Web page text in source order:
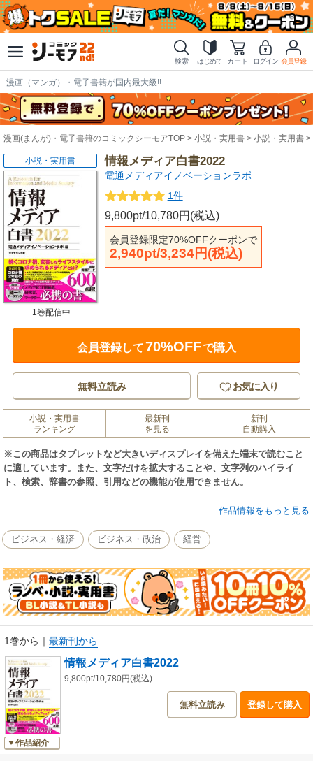
検索 はじめて カート ログイン 会員登録
漫画（マンガ）・電子書籍が国内最大級!!
漫画(まんが)・電子書籍のコミックシーモアTOP 小説・実用書 小説・実用書
情報メディア白書2022
電通メディアイノベーションラボ
1件
9,800pt/10,780円(税込)
会員登録限定70%OFFクーポンで
2,940pt/3,234円(税込)
小説・実用書
1巻配信中
会員登録して70%OFFで購入
無料立読み お気に入り
小説・実用書
ランキング
最新刊
を見る
新刊
自動購入
※この商品はタブレットなど大きいディスプレイを備えた端末で読むこと
に適しています。また、文字だけを拡大することや、文字列のハイライ
ト、検索、辞書の参照、引用などの機能が使用できません。
１９９４年から毎年刊行を続けてきたメディア産業を網羅的に概観する統
コンテンツ産業などの基礎データを図表６００点余りで分析、解説する。
特に広告、大手メディア産業の分析、視聴者調査、漫画、アニメーション
分野では日本随一の情報源として信頼を集めている。
巻頭特集では、続くコロナ禍の中で変化・定着したライフスタイルがメデ
ィア各産業にどのような影響を及ぼしたのか、人々の生活行動や各種メデ
また、この状況下で開催された東京五輪に対する人々の反応についての調
査を実施。ＳＮＳでの五輪に関する投稿を「量」「質」「層」の３次元で
分析、フルリモート観戦となった異常事態での五輪を人々はどう見たのか
を可視化している。
作品情報をもっと見る
ビジネス・経済 ビジネス・政治 経営
1巻から ｜ 最新刊から
作品紹介
情報メディア白書2022
9,800pt/10,780円(税込)
無料立読み 登録して購入